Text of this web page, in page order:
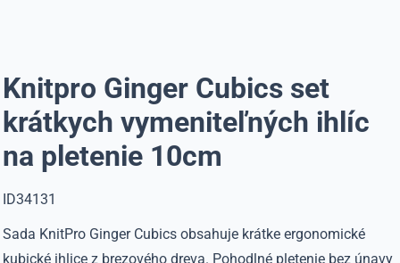
Knitpro Ginger Cubics set
krátkych vymeniteľných ihlíc
na pletenie 10cm
ID34131
Sada KnitPro Ginger Cubics obsahuje krátke ergonomické
kubické ihlice z brezového dreva. Pohodlné pletenie bez únavy